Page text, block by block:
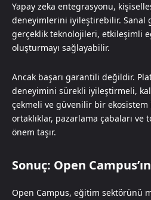
Yapay zeka entegrasyonu,
deneyimlerini iyileştirebilir. Sanal
gerçeklik teknolojileri, etkileşimli
oluşturmayı sağlayabilir.
Ancak başarı garantili değildir.
deneyimini sürekli iyileştirmeli,
çekmeli ve güvenilir bir
ortaklıklar, pazarlama çabaları ve
önem taşır.
Sonuç: Open
Open Campus, eğitim sektörünü